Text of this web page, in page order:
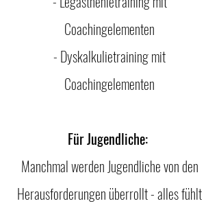
Coachingelementen
- Dyskalkulietraining mit
Coachingelementen
Für Jugendliche:
Manchmal werden Jugendliche von den
Herausforderungen überrollt - alles fühlt